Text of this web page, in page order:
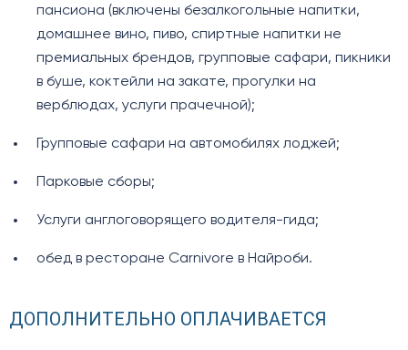
пансиона (включены безалкогольные напитки,
домашнее вино, пиво, спиртные напитки не
премиальных брендов, групповые сафари, пикники
в буше, коктейли на закате, прогулки на
верблюдах, услуги прачечной);
Групповые сафари на автомобилях лоджей;
Парковые сборы;
Услуги англоговорящего водителя-гида;
обед в ресторане Carnivore в Найроби.
ДОПОЛНИТЕЛЬНО ОПЛАЧИВАЕТСЯ